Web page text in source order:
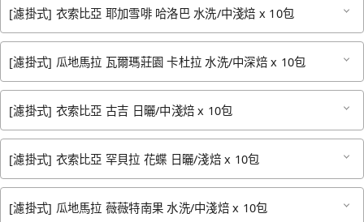
[濾掛式] 衣索比亞 耶加雪啡 哈洛巴 水洗/中淺焙 x 10包
[濾掛式] 瓜地馬拉 瓦爾瑪莊園 卡杜拉 水洗/中深焙 x 10包
[濾掛式] 衣索比亞 古吉 日曬/中淺焙 x 10包
[濾掛式] 衣索比亞 罕貝拉 花蝶 日曬/淺焙 x 10包
[濾掛式] 瓜地馬拉 薇薇特南果 水洗/中淺焙 x 10包